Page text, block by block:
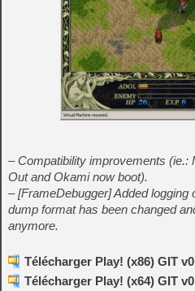
– Compatibility improvements (ie.:
Out and Okami now boot).
– [FrameDebugger] Added
dump format has been changed
anymore.
Télécharger Play! (x86) GIT
Télécharger Play! (x64) GIT